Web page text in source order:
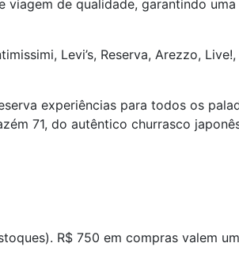
de qualidade, garantindo
Levi’s, Reserva, Arezzo,
experiências para todos os
71, do autêntico churrasco
R$ 750 em compras valem